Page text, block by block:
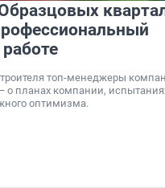
топ-менеджеры
о планах компании,
оптимизма.